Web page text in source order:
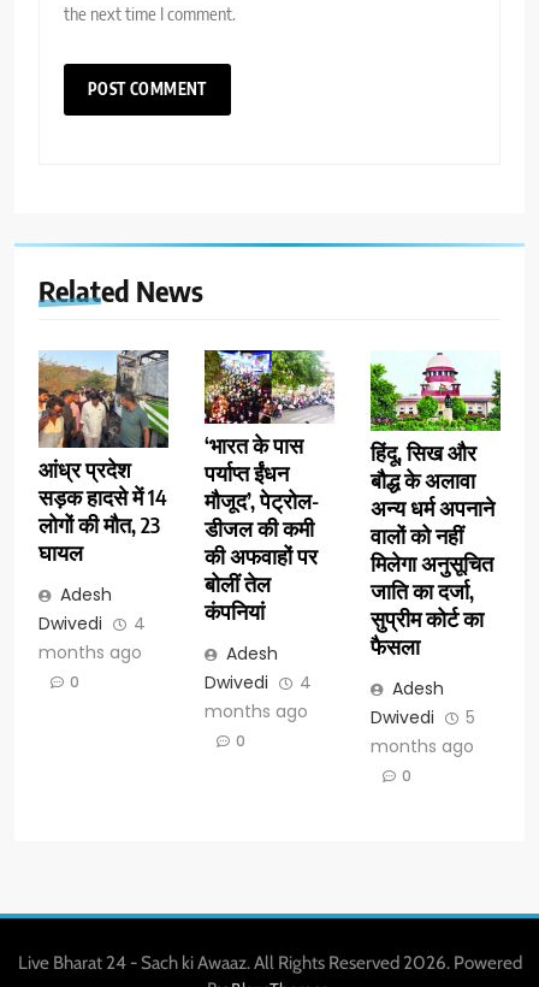
the next time I comment.
Related News
आंध्र प्रदेश
सड़क हादसे में 14
लोगों की मौत, 23
घायल
Adesh
Dwivedi
4
months ago
0
‘भारत के पास
पर्याप्त ईंधन
मौजूद’, पेट्रोल-
डीजल की कमी
की अफवाहों पर
बोलीं तेल
कंपनियां
Adesh
Dwivedi
4
months ago
0
हिंदू, सिख और
बौद्ध के अलावा
अन्य धर्म अपनाने
वालों को नहीं
मिलेगा अनुसूचित
जाति का दर्जा,
सुप्रीम कोर्ट का
फैसला
Adesh
Dwivedi
5
months ago
0
Live Bharat 24 - Sach ki Awaaz. All Rights Reserved 2026. Powered